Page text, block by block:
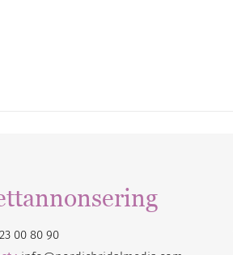
23 00 80 90